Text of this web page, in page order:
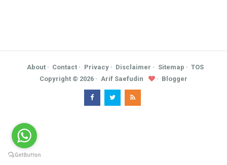
About Contact Privacy Disclaimer Sitemap
TOS
Copyright © 2026 Arif Saefudin Blogger